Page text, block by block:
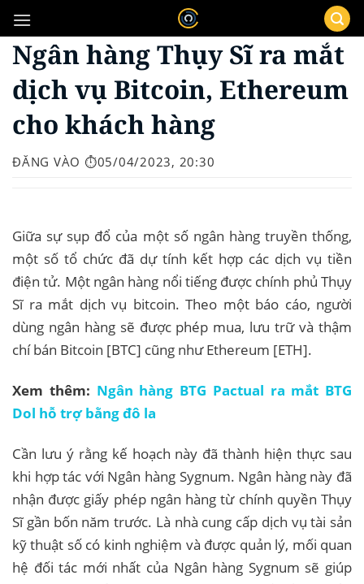
qua
nội
Ngân hàng Thụy Sĩ ra mắt
dịch vụ Bitcoin, Ethereum
cho khách hàng
ĐĂNG VÀO ⏱️05/04/2023, 20:30
Giữa sự sụp đổ của một số ngân hàng truyền thống,
một số tổ chức đã dự tính kết hợp các dịch vụ tiền
điện tử. Một ngân hàng nổi tiếng được chính phủ Thụy
Sĩ ra mắt dịch vụ bitcoin. Theo một báo cáo, người
dùng ngân hàng sẽ được phép mua, lưu trữ và thậm
chí bán Bitcoin [BTC] cũng như Ethereum [ETH].
Xem thêm: Ngân hàng BTG Pactual ra mắt BTG
Dol hỗ trợ bằng đô la
Cần lưu ý rằng kế hoạch này đã thành hiện thực sau
khi hợp tác với Ngân hàng Sygnum. Ngân hàng này đã
nhận được giấy phép ngân hàng từ chính quyền Thụy
Sĩ gần bốn năm trước. Là nhà cung cấp dịch vụ tài sản
kỹ thuật số có kinh nghiệm và được quản lý, mối quan
hệ đối tác mới nhất của Ngân hàng Sygnum sẽ giúp